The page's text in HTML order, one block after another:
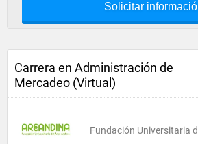
Solicitar
Carrera en Administración de
Mercadeo (Virtual)
Fundación Universitaria